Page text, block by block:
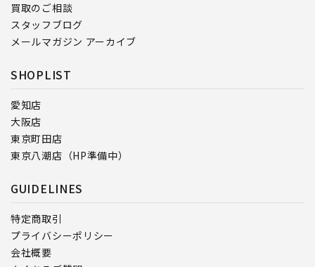
買取のご相談
スタッフブログ
メールマガジン アーカイブ
SHOPLIST
愛知店
大阪店
東京町田店
東京八潮店（HP準備中）
GUIDELINES
特定商取引
プライバシーポリシー
会社概要